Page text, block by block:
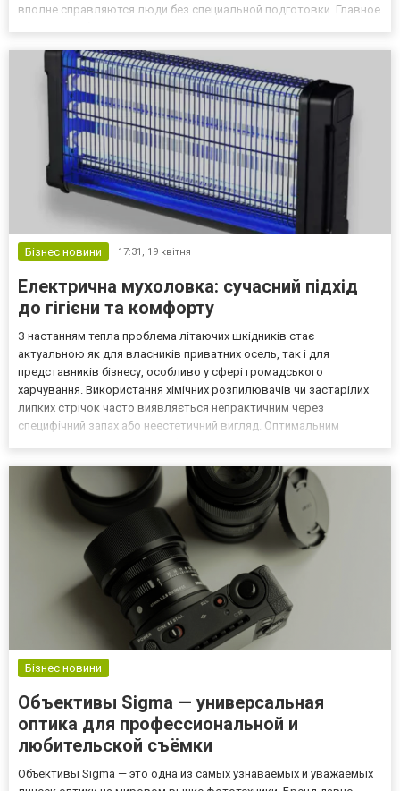
вполне справляются люди без специальной подготовки. Главное
ASUS TUF / VivoB...
Бізнес новини 17:31, 19 квітня
Електрична мухоловка: сучасний підхід
до гігієни та комфорту
З настанням тепла проблема літаючих шкідників стає
актуальною як для власників приватних осель, так і для
представників бізнесу, особливо у сфері громадського
харчування. Використання хімічних розпилювачів чи застарілих
липких стрічок часто виявляється непрактичним через
специфічний запах або неестетичний вигляд. Оптимальним
znishchuvach-komah/, я...
Бізнес новини
Объективы Sigma — универсальная
оптика для профессиональной и
любительской съёмки
Объективы Sigma — это одна из самых узнаваемых и уважаемых